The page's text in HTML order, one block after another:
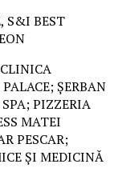
S&I BEST
ȘERBAN
PIZZERIA
MATEI
PESCAR;
ȘI MEDICINĂ